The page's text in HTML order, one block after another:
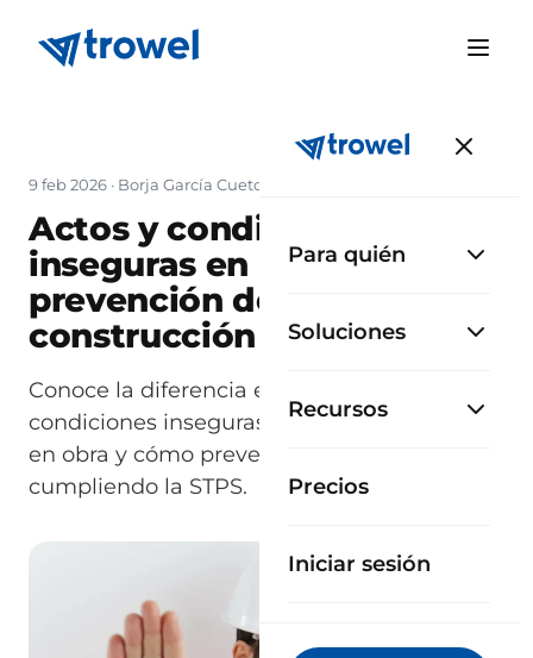
Para quién
Soluciones
Recursos
Precios
Iniciar sesión
9 feb 2026 · Borja García Cueto
Actos y condiciones
inseguras en México:
prevención de riesgos en la
construcción
Conoce la diferencia entre actos y
condiciones inseguras en México, ejemplos
en obra y cómo prevenir accidentes
cumpliendo la STPS.